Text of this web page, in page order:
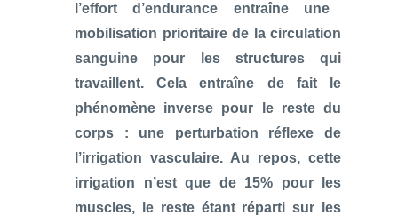
l’effort d’endurance entraîne une
mobilisation prioritaire de la circulation
sanguine pour les structures qui
travaillent. Cela entraîne de fait le
phénomène inverse pour le reste du
corps : une perturbation réflexe de
l’irrigation vasculaire. Au repos, cette
irrigation n’est que de 15% pour les
muscles, le reste étant réparti sur les